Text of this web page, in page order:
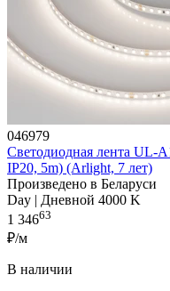
046979
Светодиодная лента UL-
IP20, 5m) (Arlight, 7 лет)
Произведено в Беларуси
Day | Дневной 4000 K
1 34663
₽/м
В наличии